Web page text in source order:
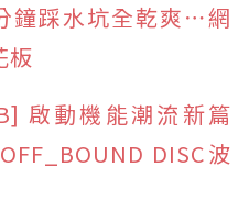
鐘踩水坑全乾爽⋯網
板
啟動機能潮流新篇
DISC波